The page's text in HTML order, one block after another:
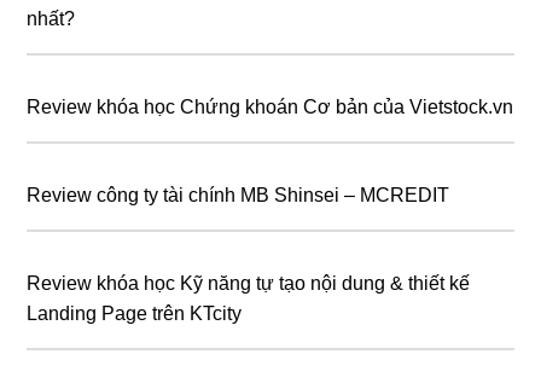
nhất?
Review khóa học Chứng khoán Cơ bản của Vietstock.vn
Review công ty tài chính MB Shinsei – MCREDIT
Review khóa học Kỹ năng tự tạo nội dung & thiết kế
Landing Page trên KTcity